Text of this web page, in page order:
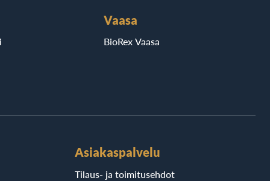
Vaasa
BioRex Vaasa
Asiakaspalvelu
Tilaus- ja toimitusehdot